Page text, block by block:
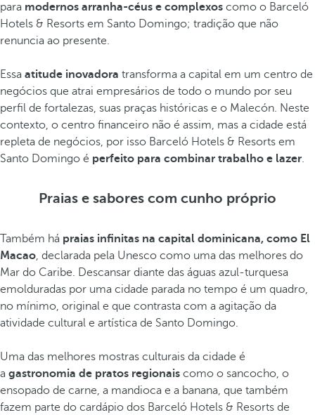
para modernos arranha-céus e complexos como o Barceló
Hotels & Resorts em Santo Domingo; tradição que não
renuncia ao presente.
Essa atitude inovadora transforma a capital em um centro de
negócios que atrai empresários de todo o mundo por seu
perfil de fortalezas, suas praças históricas e o Malecón. Neste
contexto, o centro financeiro não é assim, mas a cidade está
repleta de negócios, por isso Barceló Hotels & Resorts em
Santo Domingo é perfeito para combinar trabalho e lazer.
Praias e sabores com cunho próprio
Também há praias infinitas na capital dominicana, como El
Macao, declarada pela Unesco como uma das melhores do
Mar do Caribe. Descansar diante das águas azul-turquesa
emolduradas por uma cidade parada no tempo é um quadro,
no mínimo, original e que contrasta com a agitação da
atividade cultural e artística de Santo Domingo.
Uma das melhores mostras culturais da cidade é
a gastronomia de pratos regionais como o sancocho, o
ensopado de carne, a mandioca e a banana, que também
fazem parte do cardápio dos Barceló Hotels & Resorts de